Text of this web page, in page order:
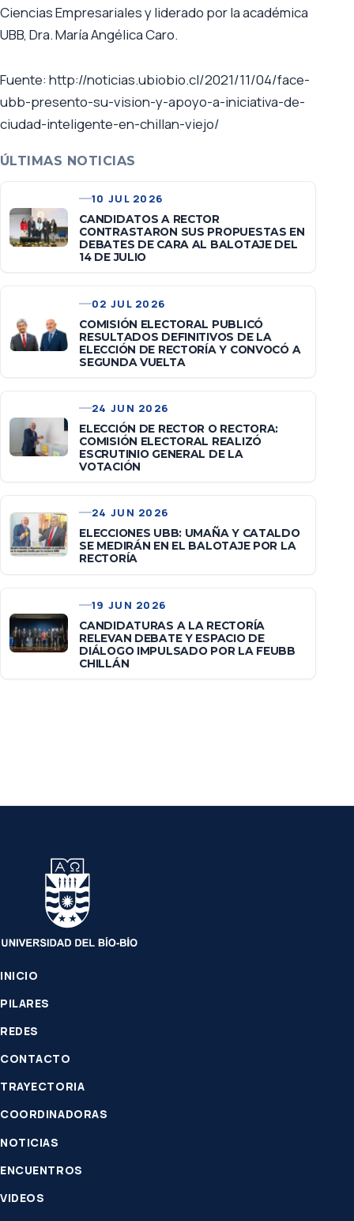
Ciencias Empresariales y liderado por la académica
UBB, Dra. María Angélica Caro.
Fuente: http://noticias.ubiobio.cl/2021/11/04/face-
ubb-presento-su-vision-y-apoyo-a-iniciativa-de-
ciudad-inteligente-en-chillan-viejo/
ÚLTIMAS NOTICIAS
10 JUL 2026
CANDIDATOS A RECTOR
CONTRASTARON SUS PROPUESTAS EN
DEBATES DE CARA AL BALOTAJE DEL
14 DE JULIO
02 JUL 2026
COMISIÓN ELECTORAL PUBLICÓ
RESULTADOS DEFINITIVOS DE LA
ELECCIÓN DE RECTORÍA Y CONVOCÓ A
SEGUNDA VUELTA
24 JUN 2026
ELECCIÓN DE RECTOR O RECTORA:
COMISIÓN ELECTORAL REALIZÓ
ESCRUTINIO GENERAL DE LA
VOTACIÓN
24 JUN 2026
ELECCIONES UBB: UMAÑA Y CATALDO
SE MEDIRÁN EN EL BALOTAJE POR LA
RECTORÍA
19 JUN 2026
CANDIDATURAS A LA RECTORÍA
RELEVAN DEBATE Y ESPACIO DE
DIÁLOGO IMPULSADO POR LA FEUBB
CHILLÁN
INICIO
PILARES
REDES
CONTACTO
TRAYECTORIA
COORDINADORAS
NOTICIAS
ENCUENTROS
VIDEOS